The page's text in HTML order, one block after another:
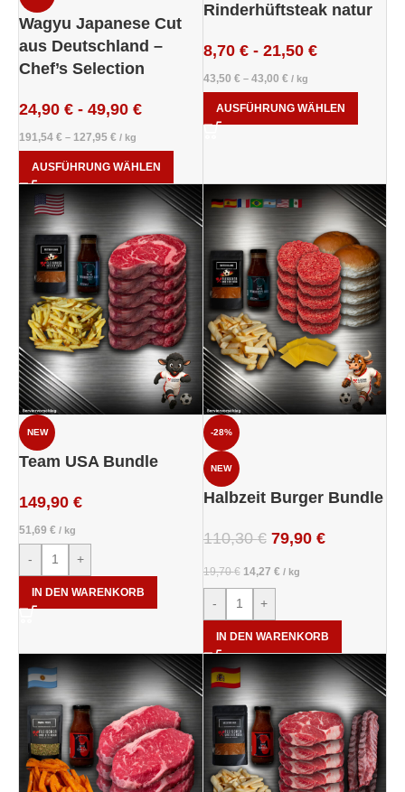
Wagyu Japanese Cut
aus Deutschland –
Chef’s Selection
24,90 € - 49,90 €
191,54 € – 127,95 € / kg
AUSFÜHRUNG WÄHLEN
Rinderhüftsteak natur
8,70 €- 21,50 €
43,50 € – 43,00 € / kg
AUSFÜHRUNG WÄHLEN
NEW
Team USA Bundle
149,90 €
51,69 € / kg
- +
IN DEN WARENKORB
-28%
NEW
Halbzeit Burger Bundle
110,30€ 79,90 €
19,70€ 14,27 € / kg
- +
IN DEN WARENKORB